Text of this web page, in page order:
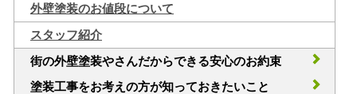
外壁塗装のお値段について
スタッフ紹介
街の外壁塗装やさんだからできる安心のお約束
塗装工事をお考えの方が知っておきたいこと